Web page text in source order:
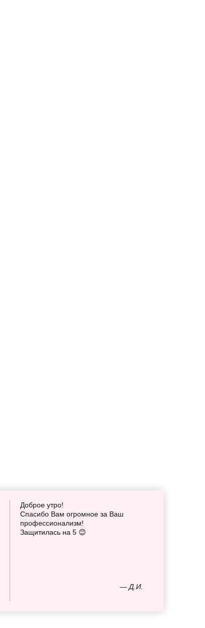
— Д.И.
Доброе утро!
Спасибо Вам огромное за Ваш
профессионализм!
Защитилась на 5 😊